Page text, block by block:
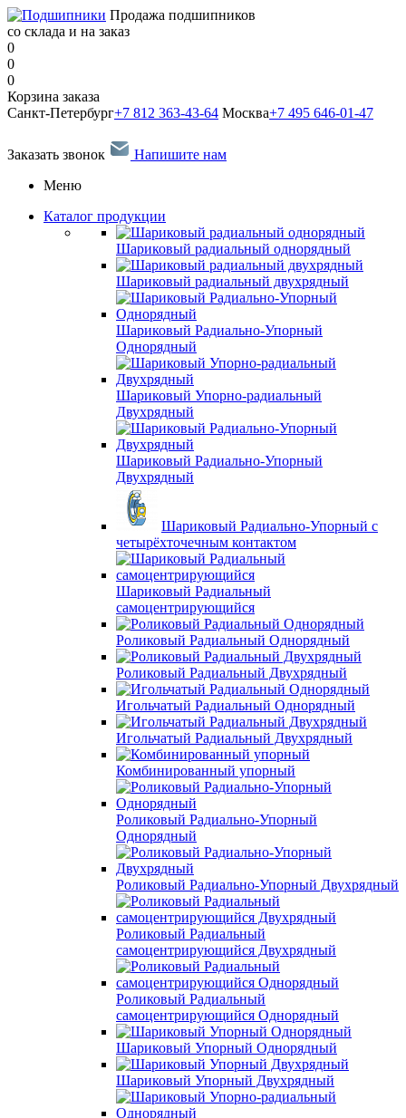
Продажа подшипников
со склада и на заказ
0
0
0
Корзина заказа
Санкт-Петербург+7 812 363-43-64 Москва+7 495 646-01-47
Заказать звонок
Напишите нам
Меню
Каталог продукции
Шариковый радиальный однорядный
Шариковый радиальный двухрядный
Шариковый Радиально-Упорный
Однорядный
Шариковый Упорно-радиальный
Двухрядный
Шариковый Радиально-Упорный
Двухрядный
Шариковый Радиально-Упорный с
четырёхточечным контактом
Шариковый Радиальный
самоцентрирующийся
Роликовый Радиальный Однорядный
Роликовый Радиальный Двухрядный
Игольчатый Радиальный Однорядный
Игольчатый Радиальный Двухрядный
Комбинированный упорный
Роликовый Радиально-Упорный
Однорядный
Роликовый Радиально-Упорный Двухрядный
Роликовый Радиальный
самоцентрирующийся Двухрядный
Роликовый Радиальный
самоцентрирующийся Однорядный
Шариковый Упорный Однорядный
Шариковый Упорный Двухрядный